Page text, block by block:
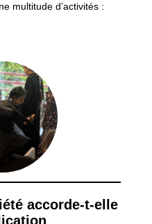
multitude d’activités :
un moment fort de
accorde-t-elle